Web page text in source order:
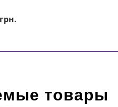
грн.
товары